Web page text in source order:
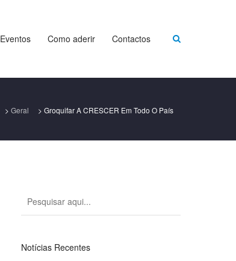
Eventos Como aderir Contactos
> Geral > Groquifar A CRESCER Em Todo O País
Notícias Recentes